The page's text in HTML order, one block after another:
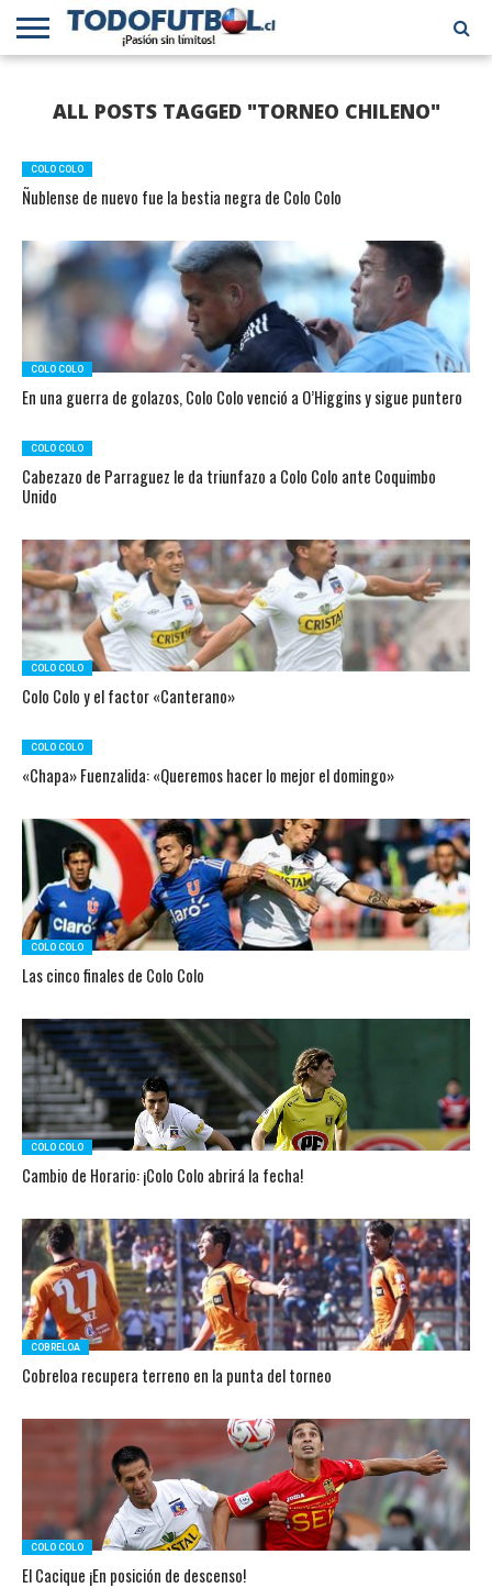
CHILENA
EN EL
MUNDO
INTERNACIONAL
ALL POSTS TAGGED "TORNEO CHILENO"
COLO COLO
Ñublense de nuevo fue la bestia negra de Colo Colo
COLO COLO
En una guerra de golazos, Colo Colo venció a O’Higgins y sigue puntero
COLO COLO
Cabezazo de Parraguez le da triunfazo a Colo Colo ante Coquimbo
Unido
COLO COLO
Colo Colo y el factor «Canterano»
COLO COLO
«Chapa» Fuenzalida: «Queremos hacer lo mejor el domingo»
COLO COLO
Las cinco finales de Colo Colo
COLO COLO
Cambio de Horario: ¡Colo Colo abrirá la fecha!
COBRELOA
Cobreloa recupera terreno en la punta del torneo
COLO COLO
El Cacique ¡En posición de descenso!